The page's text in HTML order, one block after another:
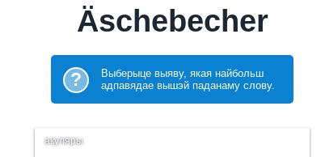
Äschebecher
?
Выберыце выяву, якая найбольш
адпавядае вышэй паданаму слову.
акуляры